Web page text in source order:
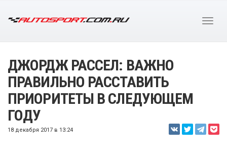
ДЖОРДЖ РАССЕЛ: ВАЖНО
ПРАВИЛЬНО РАССТАВИТЬ
ПРИОРИТЕТЫ В СЛЕДУЮЩЕМ
ГОДУ
18 декабря 2017 в 13:24